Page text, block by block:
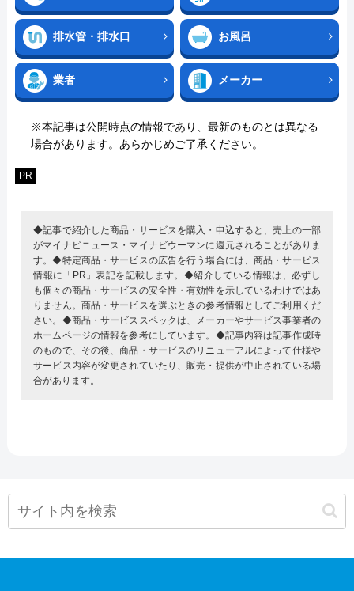
排水管・排水口 お風呂
業者 メーカー
※本記事は公開時点の情報であり、最新のものとは異なる
場合があります。あらかじめご了承ください。
PR
◆記事で紹介した商品・サービスを購入・申込すると、売上の一部
がマイナビニュース・マイナビウーマンに還元されることがありま
す。◆特定商品・サービスの広告を行う場合には、商品・サービス
情報に「PR」表記を記載します。◆紹介している情報は、必ずし
も個々の商品・サービスの安全性・有効性を示しているわけではあ
りません。商品・サービスを選ぶときの参考情報としてご利用くだ
さい。◆商品・サービススペックは、メーカーやサービス事業者の
ホームページの情報を参考にしています。◆記事内容は記事作成時
のもので、その後、商品・サービスのリニューアルによって仕様や
サービス内容が変更されていたり、販売・提供が中止されている場
合があります。